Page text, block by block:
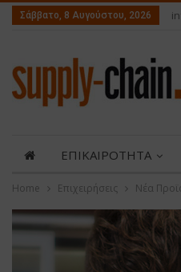
Σάββατο, 8 Αυγούστου, 2026
ΕΠΙΚΑΙΡΟΤΗΤΑ
ABOUT US
Home Επιχειρήσεις Νέα